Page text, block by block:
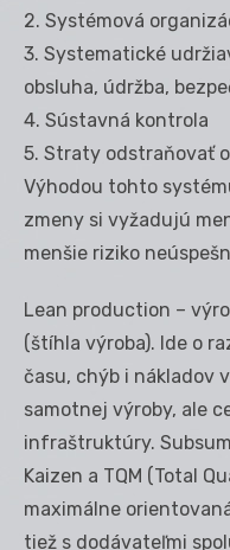
2. Systémová
3. Systematické
obsluha, údržba,
4. Sústavná kontrola
5. Straty odstraňovať
Výhodou tohto
zmeny si vyžadujú
menšie riziko
Lean production –
(štíhla výroba). Ide o
času, chýb i nákladov
samotnej výroby, ale
infraštruktúry.
Kaizen a TQM (Total
maximálne
tiež s dodávateľmi